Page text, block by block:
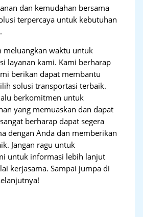
dan kemudahan bersama
terpercaya untuk kebutuhan
meluangkan waktu untuk
layanan kami. Kami berharap
berikan dapat membantu
solusi transportasi terbaik.
berkomitmen untuk
yang memuaskan dan dapat
berharap dapat segera
dengan Anda dan memberikan
Jangan ragu untuk
untuk informasi lebih lanjut
kerjasama. Sampai jumpa di